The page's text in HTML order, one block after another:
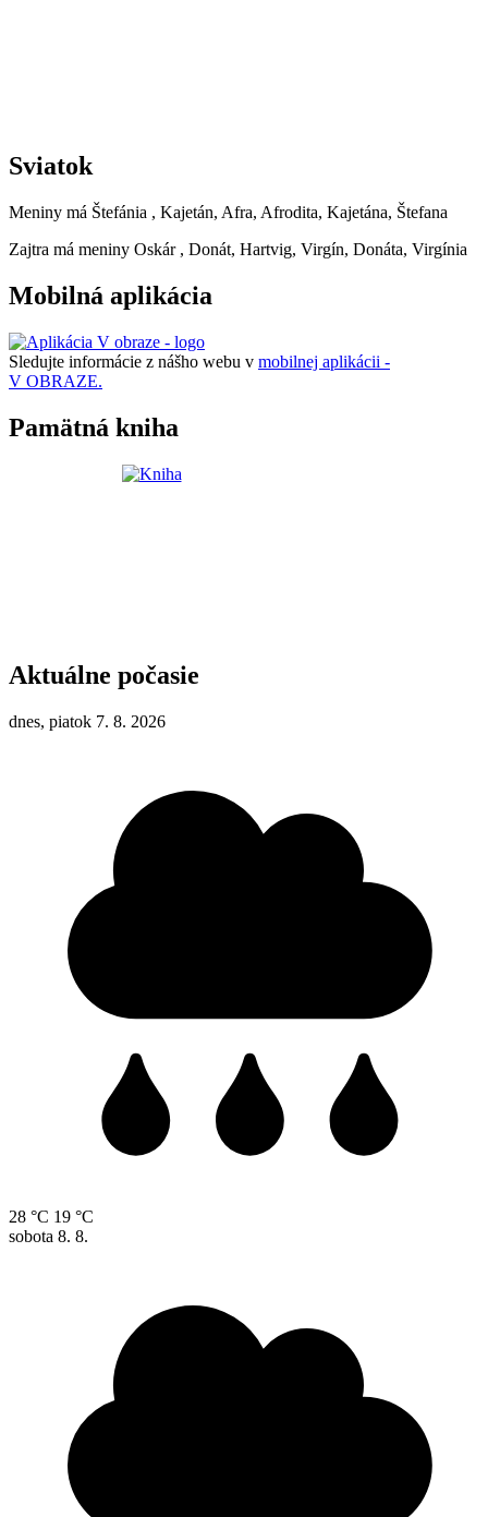
Sviatok
Meniny má Štefánia , Kajetán, Afra, Afrodita, Kajetána, Štefana
Zajtra má meniny Oskár , Donát, Hartvig, Virgín, Donáta, Virgínia
Mobilná aplikácia
Sledujte informácie z nášho webu v mobilnej aplikácii -
V OBRAZE.
Pamätná kniha
Aktuálne počasie
dnes, piatok 7. 8. 2026
28 °C 19 °C
sobota 8. 8.